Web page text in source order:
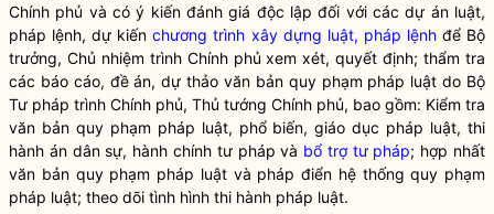
Chính phủ và có ý kiến đánh giá độc lập đối với các dự án luật,
pháp lệnh, dự kiếnchương trình xây dựng luật, pháp lệnhđể Bộ
trưởng, Chủ nhiệm trình Chính phủ xem xét, quyết định; thẩm tra
các báo cáo, đề án, dự thảo văn bản quy phạm pháp luật do Bộ
Tư pháp trình Chính phủ, Thủ tướng Chính phủ, bao gồm: Kiểm tra
văn bản quy phạm pháp luật, phổ biến, giáo dục pháp luật, thi
hành án dân sự, hành chính tư pháp và bổ trợ tư pháp; hợp nhất
văn bản quy phạm pháp luật và pháp điển hệ thống quy phạm
pháp luật; theo dõi tình hình thi hành pháp luật.